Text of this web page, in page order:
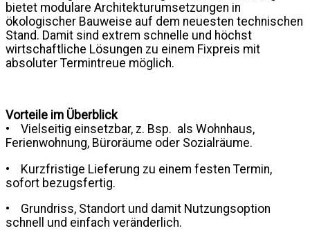
bietet modulare Architekturumsetzungen in
ökologischer Bauweise auf dem neuesten technischen
Stand. Damit sind extrem schnelle und höchst
wirtschaftliche Lösungen zu einem Fixpreis mit
absoluter Termintreue möglich.
Vorteile im Überblick
• Vielseitig einsetzbar, z. Bsp. als Wohnhaus,
Ferienwohnung, Büroräume oder Sozialräume.
• Kurzfristige Lieferung zu einem festen Termin,
sofort bezugsfertig.
• Grundriss, Standort und damit Nutzungsoption
schnell und einfach veränderlich.